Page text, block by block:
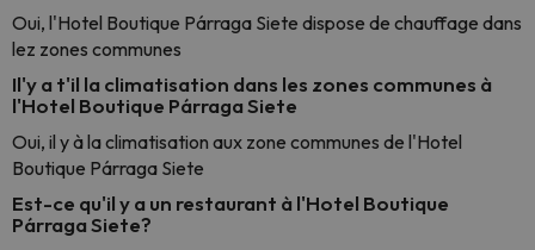
Oui, l'Hotel Boutique Párraga Siete dispose de chauffage dans
lez zones communes
Il'y a t'il la climatisation dans les zones communes à
l'Hotel Boutique Párraga Siete
Oui, il y à la climatisation aux zone communes de l'Hotel
Boutique Párraga Siete
Est-ce qu'il y a un restaurant à l'Hotel Boutique
Párraga Siete?